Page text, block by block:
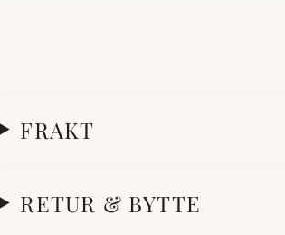
FRAKT
RETUR & BYTTE